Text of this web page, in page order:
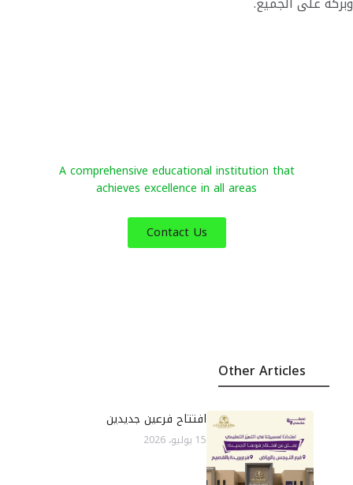
A comprehensive educational institution that
achieves excellence in all areas
Contact Us
Other Articles
افتتاح فرعين جديدين
15 يوليو، 2026